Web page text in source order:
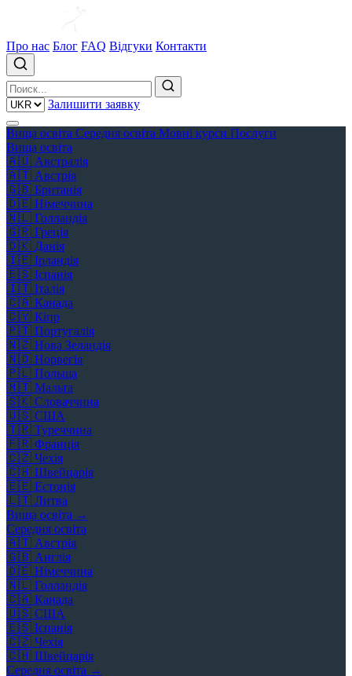
Про нас Блог FAQ Відгуки Контакти
Залишити заявку
Вища освіта Середня освіта Мовні курси Послуги
Вища освіта
🇦🇺 Австралія
🇦🇹 Австрія
🇬🇧 Британія
🇩🇪 Німеччина
🇳🇱 Голландія
🇬🇷 Греція
🇩🇰 Данія
🇮🇪 Ірландія
🇪🇸 Іспанія
🇮🇹 Італія
🇨🇦 Канада
🇨🇾 Кіпр
🇵🇹 Португалія
🇳🇿 Нова Зеландія
🇳🇴 Норвегія
🇵🇱 Польща
🇲🇹 Мальта
🇸🇰 Словаччина
🇺🇸 США
🇹🇷 Туреччина
🇫🇷 Франція
🇨🇿 Чехія
🇨🇭 Швейцарія
🇪🇪 Естонія
🇱🇹 Литва
Вища освіта →
Середня освіта
🇦🇹 Австрія
🇬🇧 Англія
🇩🇪 Німеччина
🇳🇱 Голландія
🇨🇦 Канада
🇺🇸 США
🇪🇸 Іспанія
🇨🇿 Чехія
🇨🇭 Швейцарія
Середня освіта →